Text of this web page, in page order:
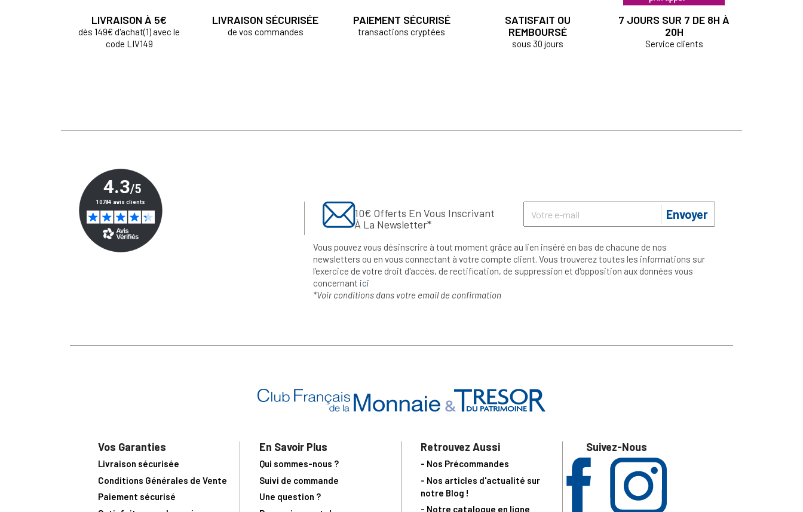
LIVRAISON À 5€
dès 149€ d'achat(1) avec le
code LIV149
LIVRAISON SÉCURISÉE
de vos commandes
PAIEMENT SÉCURISÉ
transactions cryptées
SATISFAIT OU
REMBOURSÉ
sous 30 jours
7 JOURS SUR 7 DE 8H À
20H
Service clients
10€ Offerts En Vous Inscrivant
À La Newsletter*
Envoyer
Vous pouvez vous désinscrire à tout moment grâce au lien inséré en bas de chacune de nos
newsletters ou en vous connectant à votre compte client. Vous trouverez toutes les informations sur
l’exercice de votre droit d'accès, de rectification, de suppression et d'opposition aux données vous
concernant ici
*Voir conditions dans votre email de confirmation
Vos Garanties
Livraison sécurisée
Conditions Générales de Vente
Paiement sécurisé
En Savoir Plus
Qui sommes-nous ?
Suivi de commande
Une question ?
Retrouvez Aussi
- Nos Précommandes
- Nos articles d'actualité sur
notre Blog !
- Notre catalogue en ligne
Suivez-Nous